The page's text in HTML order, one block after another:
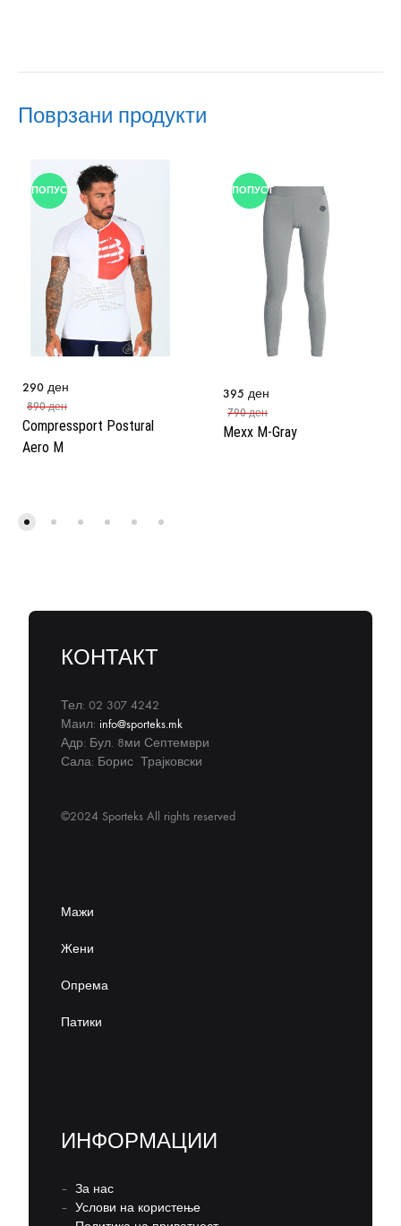
Поврзани продукти
ПОПУСТ
Compressport Postural
Aero M
290 ден
890ден
ПОПУСТ
Mexx M-Gray
395 ден
790ден
КОНТАКТ
Тел: 02 307 4242
Маил: info@sporteks.mk
Адр: Бул. 8ми Септември
Сала: Борис Трајковски
©2024 Sporteks All rights reserved
Мажи
Жени
Опрема
Патики
ИНФОРМАЦИИ
– За нас
– Услови на користење